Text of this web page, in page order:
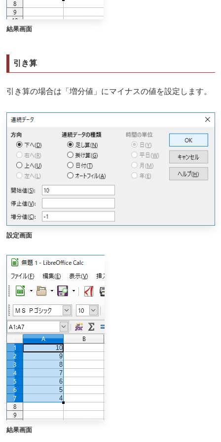
結果画面
引き算
引き算の場合は「増分値」にマイナスの値を設定します。
設定画面
結果画面